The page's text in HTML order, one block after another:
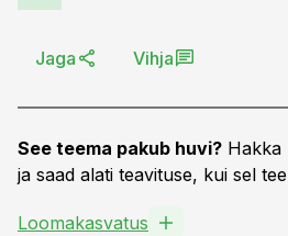
Jaga Vihja
See teema pakub huvi? Hakka
ja saad alati teavituse, kui sel
Loomakasvatus